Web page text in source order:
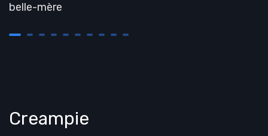
belle-mère
Creampie